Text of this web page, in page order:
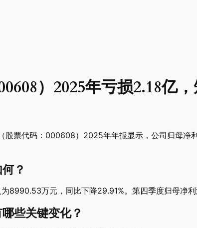
）2025年亏损2.18亿
股票代码：000608）2025年年报显示，公司归母净
？
8990.53万元，同比下降29.91%。第四季度归母净利
些关键变化？